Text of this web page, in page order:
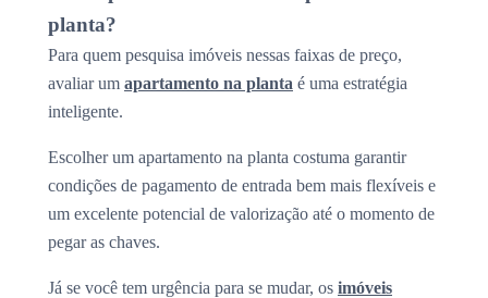
planta?
Para quem pesquisa imóveis nessas faixas de preço,
avaliar um apartamento na planta é uma estratégia
inteligente.
Escolher um apartamento na planta costuma garantir
condições de pagamento de entrada bem mais flexíveis e
um excelente potencial de valorização até o momento de
pegar as chaves.
Já se você tem urgência para se mudar, os imóveis